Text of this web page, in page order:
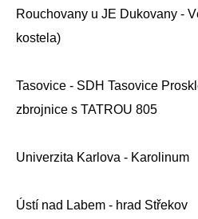
Rouchovany u JE Dukovany -
kostela)
Tasovice - SDH Tasovice
zbrojnice s TATROU 805
Univerzita Karlova - Karolinum
Ústí nad Labem - hrad Střekov